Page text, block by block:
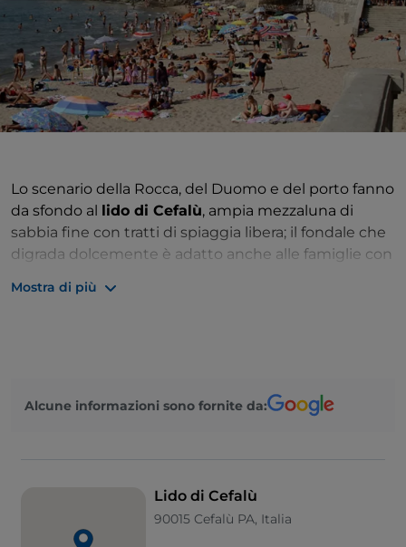
Lo scenario della Rocca, del Duomo e del porto fanno
da sfondo al
lido di Cefalù, ampia mezzaluna di
sabbia fine con tratti di spiaggia libera; il fondale che
digrada dolcemente è adatto anche alle famiglie con
quali ci si può tuffare, è la
suo arenile sabbioso e un mare trasparente. Più
windsurf e vela. In direzione Messina, dista circa 6 km
spiaggia di Sant’Ambrogio: un ampio arenile di
sabbia mista a ciottoli e ghiaia, interamente libero, e
Mostra di più
Alcune informazioni sono fornite da:
Lido di Cefalù
90015 Cefalù PA, Italia